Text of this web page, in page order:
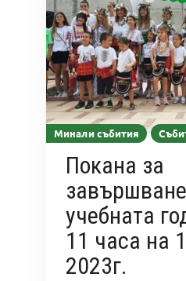
Минали събития
Покана за
учебната
11 часа на
2023г.